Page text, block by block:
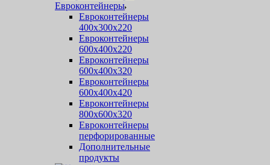
Евроконтейнеры
Евроконтейнеры
400х300х220
Евроконтейнеры
600х400х220
Евроконтейнеры
600х400х320
Евроконтейнеры
600х400х420
Евроконтейнеры
800х600х320
Евроконтейнеры
перфорированные
Дополнительные
продукты